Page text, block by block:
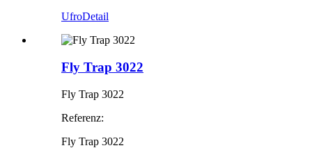
UfroDetail
Fly Trap 3022
Fly Trap 3022
Referenz:
Fly Trap 3022